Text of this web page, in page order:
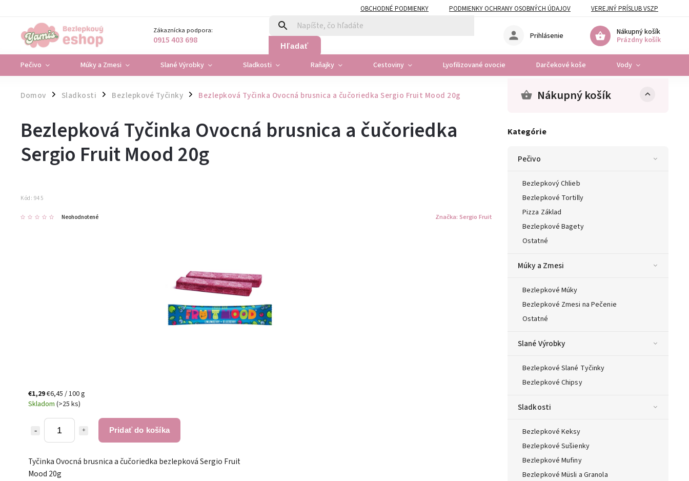
OBCHODNÉ PODMIENKY PODMIENKY OCHRANY OSOBNÝCH ÚDAJOV VEREJNÝ PRÍSLUB VSZP
Zákaznícka podpora:
0915 403 698 Hľadať
Nákupný košík
Prázdny košík
Prihlásenie
Pečivo Múky a Zmesi Slané Výrobky Sladkosti Raňajky Cestoviny Lyofilizované ovocie Darčekové koše Vody
Domov / Sladkosti / Bezlepkové Tyčinky / Bezlepková Tyčinka Ovocná brusnica a čučoriedka Sergio Fruit Mood 20g Nákupný košík
Kategórie
Pečivo
Bezlepkový Chlieb
Bezlepkové Tortilly
Pizza Základ
Bezlepkové Bagety
Ostatné
Múky a Zmesi
Bezlepkové Múky
Bezlepkové Zmesi na Pečenie
Ostatné
Slané Výrobky
Bezlepkové Slané Tyčinky
Bezlepkové Chipsy
Sladkosti
Bezlepkové Keksy
Bezlepkové Sušienky
Bezlepkové Mufiny
Bezlepkové Müsli a Granola
Bezlepková Tyčinka Ovocná brusnica a čučoriedka
Sergio Fruit Mood 20g
Kód: 945
Neohodnotené Značka: Sergio Fruit
€1,29€6,45 / 100 g
Skladom (>25 ks)
Pridať do košíka
Tyčinka Ovocná brusnica a čučoriedka bezlepková Sergio Fruit
Mood 20g